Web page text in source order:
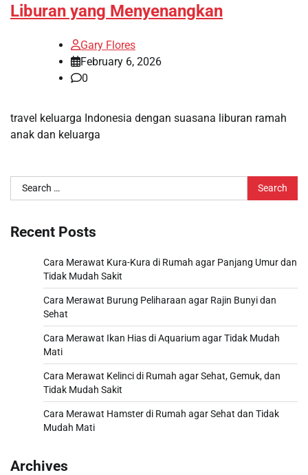
Liburan yang Menyenangkan
Gary Flores
February 6, 2026
0
travel keluarga Indonesia dengan suasana liburan ramah
anak dan keluarga
Search
for:
Recent Posts
Cara Merawat Kura-Kura di Rumah agar Panjang Umur dan
Tidak Mudah Sakit
Cara Merawat Burung Peliharaan agar Rajin Bunyi dan
Sehat
Cara Merawat Ikan Hias di Aquarium agar Tidak Mudah
Mati
Cara Merawat Kelinci di Rumah agar Sehat, Gemuk, dan
Tidak Mudah Sakit
Cara Merawat Hamster di Rumah agar Sehat dan Tidak
Mudah Mati
Archives